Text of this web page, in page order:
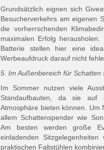
Grundsätzlich eignen sich
Besucherverkehrs am eigenen
die vorherrschenden
maximalen Erfolg
Batterie stellen hier eine
Werbeaufdruck darauf nicht
5. Im Außenbereich für Schatten
Im Sommer nutzen viele
Standaufbauten, da sie auf
Atmosphäre bieten können. Um
allem Schattenspender wie
Am besten werden große
einladenden
praktischen Faltstühlen